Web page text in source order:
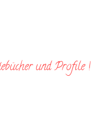
und Profile !